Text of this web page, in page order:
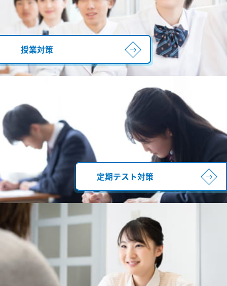
授業対策
定期テスト対策